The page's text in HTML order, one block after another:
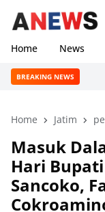
Home News
BREAKING NEWS
Home Jatim
Masuk
Hari
Sancoko,